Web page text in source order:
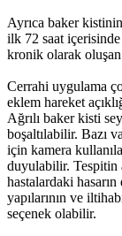
Ayrıca baker
ilk 72 saat
kronik olarak
Cerrahi uygulama
eklem hareket
Ağrılı baker kisti
boşaltılabilir. Bazı
için kamera
duyulabilir. Tespitin
hastalardaki
yapılarının ve
seçenek olabilir.